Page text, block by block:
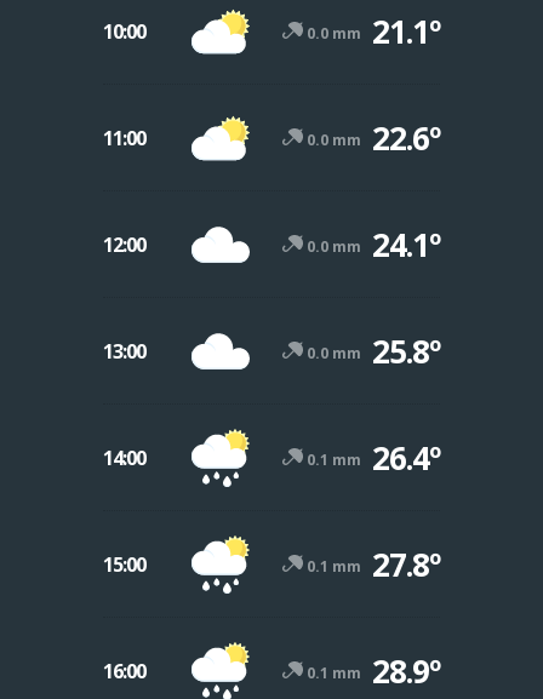
10:00 0.0 mm 21.1º
11:00 0.0 mm 22.6º
12:00 0.0 mm 24.1º
13:00 0.0 mm 25.8º
14:00 0.1 mm 26.4º
15:00 0.1 mm 27.8º
16:00 0.1 mm 28.9º